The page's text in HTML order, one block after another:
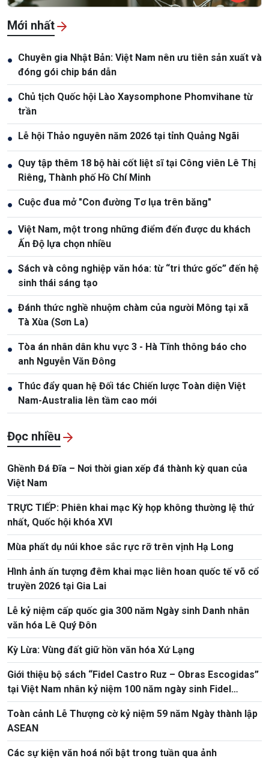
Mới nhất
● Chuyên gia Nhật Bản: Việt Nam nên ưu tiên sản xuất và
đóng gói chip bán dẫn
● Chủ tịch Quốc hội Lào Xaysomphone Phomvihane từ
trần
● Lễ hội Thảo nguyên năm 2026 tại tỉnh Quảng Ngãi
● Quy tập thêm 18 bộ hài cốt liệt sĩ tại Công viên Lê Thị
Riêng, Thành phố Hồ Chí Minh
● Cuộc đua mở "Con đường Tơ lụa trên băng"
● Việt Nam, một trong những điểm đến được du khách
Ấn Độ lựa chọn nhiều
● Sách và công nghiệp văn hóa: từ “tri thức gốc” đến hệ
sinh thái sáng tạo
● Đánh thức nghề nhuộm chàm của người Mông tại xã
Tà Xùa (Sơn La)
● Tòa án nhân dân khu vực 3 - Hà Tĩnh thông báo cho
anh Nguyễn Văn Đông
● Thúc đẩy quan hệ Đối tác Chiến lược Toàn diện Việt
Nam-Australia lên tầm cao mới
Đọc nhiều
Ghềnh Đá Đĩa – Nơi thời gian xếp đá thành kỳ quan của
Việt Nam
TRỰC TIẾP: Phiên khai mạc Kỳ họp không thường lệ thứ
nhất, Quốc hội khóa XVI
Mùa phất dụ núi khoe sắc rực rỡ trên vịnh Hạ Long
Hình ảnh ấn tượng đêm khai mạc liên hoan quốc tế võ cổ
truyền 2026 tại Gia Lai
Lễ kỷ niệm cấp quốc gia 300 năm Ngày sinh Danh nhân
văn hóa Lê Quý Đôn
Kỳ Lừa: Vùng đất giữ hồn văn hóa Xứ Lạng
Giới thiệu bộ sách “Fidel Castro Ruz – Obras Escogidas”
tại Việt Nam nhân kỷ niệm 100 năm ngày sinh Fidel
Castro
Toàn cảnh Lễ Thượng cờ kỷ niệm 59 năm Ngày thành lập
ASEAN
Các sự kiện văn hoá nổi bật trong tuần qua ảnh